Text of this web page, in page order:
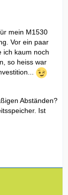
mein M1530
Vor ein paar
ich kaum noch
so heiss war
Abständen?
Ist